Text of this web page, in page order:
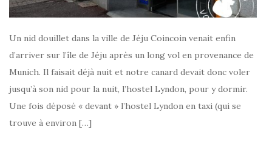
Un nid douillet dans la ville de Jéju Coincoin venait enfin
d’arriver sur l’île de Jéju après un long vol en provenance de
Munich. Il faisait déjà nuit et notre canard devait donc voler
jusqu’à son nid pour la nuit, l’hostel Lyndon, pour y dormir.
Une fois déposé « devant » l’hostel Lyndon en taxi (qui se
trouve à environ […]